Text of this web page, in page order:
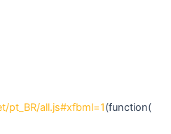
pt_BR/all.js#xfbml=1(function(